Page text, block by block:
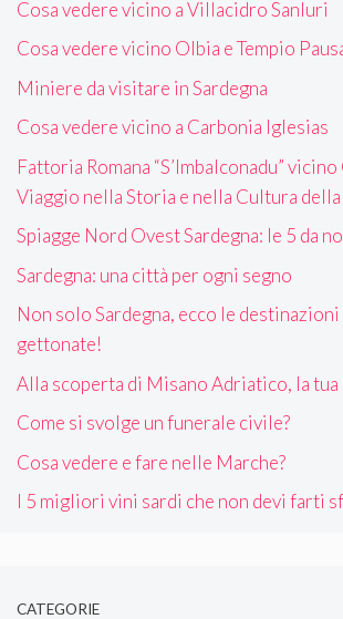
Cosa vedere vicino a Villacidro Sanluri
Cosa vedere vicino Olbia e Tempio
Miniere da visitare in Sardegna
Cosa vedere vicino a Carbonia Iglesias
Fattoria Romana “S’Imbalconadu”
Viaggio nella Storia e nella Cultura della
Spiagge Nord Ovest Sardegna: le 5 da
Sardegna: una città per ogni segno
Non solo Sardegna, ecco le
gettonate!
Alla scoperta di Misano Adriatico, la tua
Come si svolge un funerale civile?
Cosa vedere e fare nelle Marche?
I 5 migliori vini sardi che non devi farti
CATEGORIE